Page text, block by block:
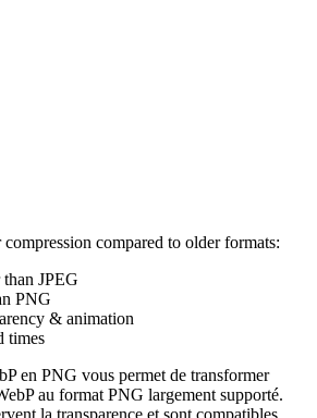
compared to older formats:
JPEG
PNG
& animation
times
en PNG vous permet de transformer
au format PNG largement supporté.
la transparence et sont compatibles